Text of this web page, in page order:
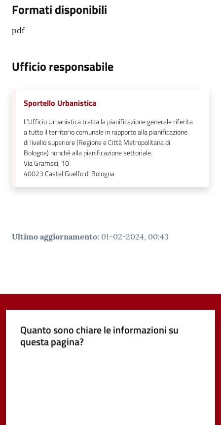
Formati disponibili
pdf
Ufficio responsabile
Sportello Urbanistica
L’Ufficio Urbanistica tratta la pianificazione generale riferita
a tutto il territorio comunale in rapporto alla pianificazione
di livello superiore (Regione e Città Metropolitana di
Bologna) nonché alla pianificazione settoriale.
Via Gramsci, 10
40023Castel Guelfo di Bologna
Ultimo aggiornamento: 01-02-2024, 00:43
Quanto sono chiare le informazioni su
questa pagina?